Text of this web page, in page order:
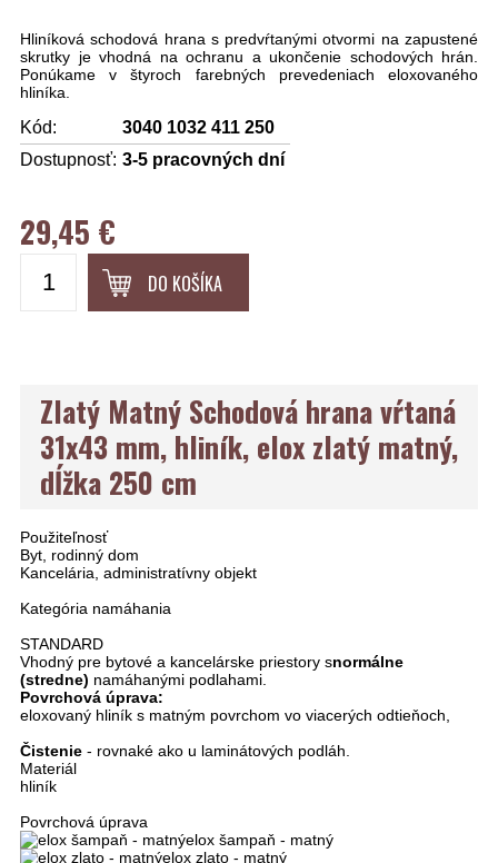
Hliníková schodová hrana s predvŕtanými otvormi na zapustené
skrutky je vhodná na ochranu a ukončenie schodových hrán.
Ponúkame v štyroch farebných prevedeniach eloxovaného
hliníka.
Kód:
3040 1032 411 250
Dostupnosť: 3-5 pracovných dní
29,45 €
DO KOŠÍKA
Zlatý Matný Schodová hrana vŕtaná
31x43 mm, hliník, elox zlatý matný,
dĺžka 250 cm
Použiteľnosť
Byt, rodinný dom
Kancelária, administratívny objekt
Kategória namáhania
STANDARD
Vhodný pre bytové a kancelárske priestory snormálne
(stredne) namáhanými podlahami.
Povrchová úprava:
eloxovaný hliník s matným povrchom vo viacerých odtieňoch,
Čistenie - rovnaké ako u laminátových podláh.
Materiál
hliník
Povrchová úprava
elox šampaň - matný
elox zlato - matný